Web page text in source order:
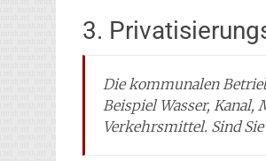
3.
Die kommunalen
Beispiel Wasser,
Verkehrsmittel. Sind